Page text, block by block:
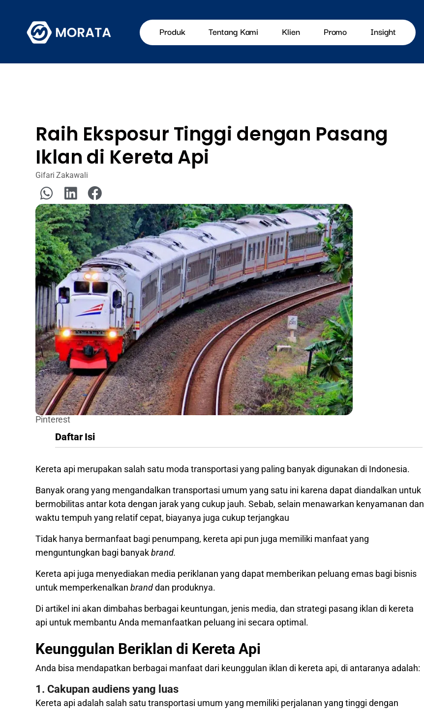
Produk Tentang Kami Klien Promo Insight
Raih Eksposur Tinggi dengan Pasang
Iklan di Kereta Api
Gifari Zakawali
Pinterest
Daftar Isi
Kereta api merupakan salah satu moda transportasi yang paling banyak digunakan di Indonesia.
Banyak orang yang mengandalkan transportasi umum yang satu ini karena dapat diandalkan untuk
bermobilitas antar kota dengan jarak yang cukup jauh. Sebab, selain menawarkan kenyamanan dan
waktu tempuh yang relatif cepat, biayanya juga cukup terjangkau
Tidak hanya bermanfaat bagi penumpang, kereta api pun juga memiliki manfaat yang
menguntungkan bagi banyakbrand.
Kereta api juga menyediakan media periklanan yang dapat memberikan peluang emas bagi bisnis
untuk memperkenalkan branddan produknya.
Di artikel ini akan dimbahas berbagai keuntungan, jenis media, dan strategi pasang iklan di kereta
api untuk membantu Anda memanfaatkan peluang ini secara optimal.
Keunggulan Beriklan di Kereta Api
Anda bisa mendapatkan berbagai manfaat dari keunggulan iklan di kereta api, di antaranya adalah:
1. Cakupan audiens yang luas
Kereta api adalah salah satu transportasi umum yang memiliki perjalanan yang tinggi dengan